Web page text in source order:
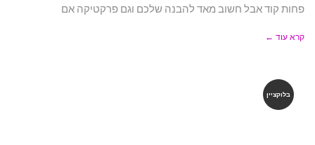
פחות קוד אבל חשוב מאד להבנה שלכם וגם פרקטיקה אם
קרא עוד ←
בלוקציין